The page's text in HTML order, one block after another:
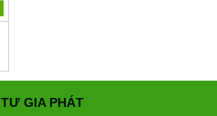
GIA PHÁT